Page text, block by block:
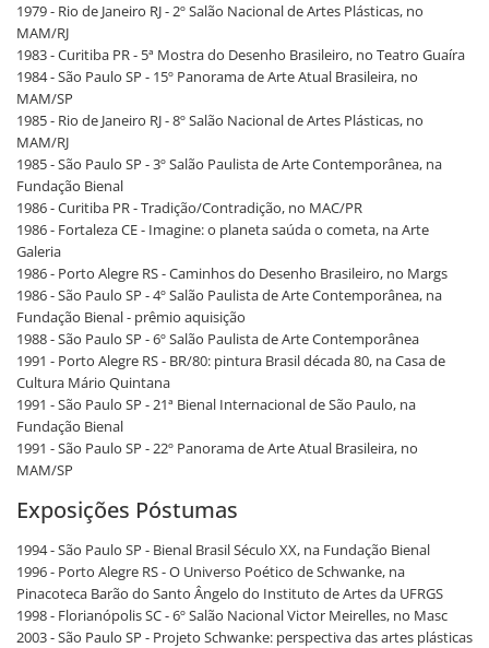
1979 - Rio de Janeiro RJ - 2º Salão Nacional de Artes Plásticas, no
MAM/RJ
1983 - Curitiba PR - 5ª Mostra do Desenho Brasileiro, no Teatro Guaíra
1984 - São Paulo SP - 15º Panorama de Arte Atual Brasileira, no
MAM/SP
1985 - Rio de Janeiro RJ - 8º Salão Nacional de Artes Plásticas, no
MAM/RJ
1985 - São Paulo SP - 3º Salão Paulista de Arte Contemporânea, na
Fundação Bienal
1986 - Curitiba PR - Tradição/Contradição, no MAC/PR
1986 - Fortaleza CE - Imagine: o planeta saúda o cometa, na Arte
Galeria
1986 - Porto Alegre RS - Caminhos do Desenho Brasileiro, no Margs
1986 - São Paulo SP - 4º Salão Paulista de Arte Contemporânea, na
Fundação Bienal - prêmio aquisição
1988 - São Paulo SP - 6º Salão Paulista de Arte Contemporânea
1991 - Porto Alegre RS - BR/80: pintura Brasil década 80, na Casa de
Cultura Mário Quintana
1991 - São Paulo SP - 21ª Bienal Internacional de São Paulo, na
Fundação Bienal
1991 - São Paulo SP - 22º Panorama de Arte Atual Brasileira, no
MAM/SP
Exposições Póstumas
1994 - São Paulo SP - Bienal Brasil Século XX, na Fundação Bienal
1996 - Porto Alegre RS - O Universo Poético de Schwanke, na
Pinacoteca Barão do Santo Ângelo do Instituto de Artes da UFRGS
1998 - Florianópolis SC - 6º Salão Nacional Victor Meirelles, no Masc
2003 - São Paulo SP - Projeto Schwanke: perspectiva das artes plásticas